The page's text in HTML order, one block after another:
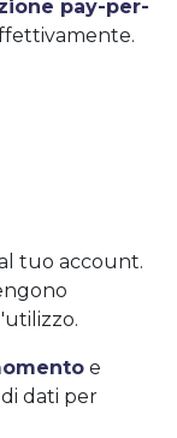
pay-per-
tuo account.
e
dati per